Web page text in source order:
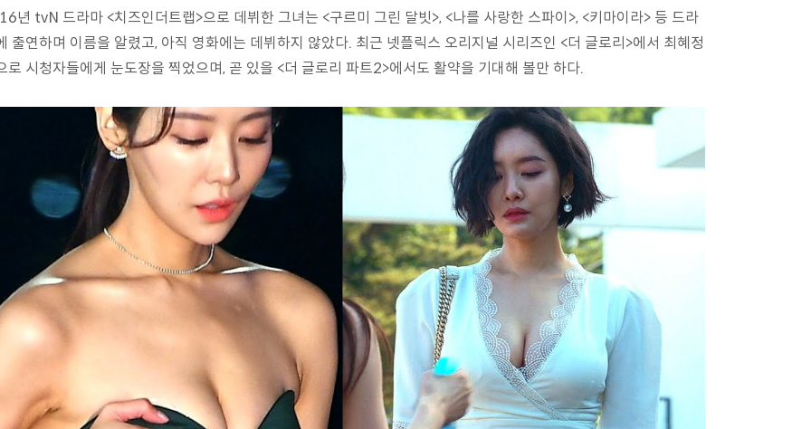
년 tvN 드라마 <치즈인더트랩>으로 데뷔한 그녀는 <구르미 그린 달빗>, <나를 사랑한 스파이>, <키마이라> 등 드라
출연하며 이름을 알렸고, 아직 영화에는 데뷔하지 않았다. 최근 넷플릭스 오리지널 시리즈인 <더 글로리>에서 최혜정
로 시청자들에게 눈도장을 찍었으며, 곧 있을 <더 글로리 파트2>에서도 활약을 기대해 볼만 하다.